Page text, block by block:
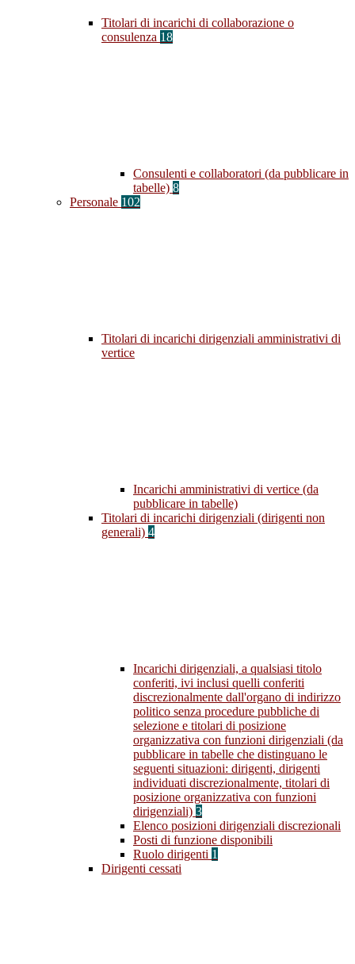
Titolari di incarichi di collaborazione o
consulenza 18
Consulenti e collaboratori (da pubblicare in
tabelle) 8
Personale 102
Titolari di incarichi dirigenziali amministrativi di
vertice
Incarichi amministrativi di vertice (da
pubblicare in tabelle)
Titolari di incarichi dirigenziali (dirigenti non
generali) 4
Incarichi dirigenziali, a qualsiasi titolo
conferiti, ivi inclusi quelli conferiti
discrezionalmente dall'organo di indirizzo
politico senza procedure pubbliche di
selezione e titolari di posizione
organizzativa con funzioni dirigenziali (da
pubblicare in tabelle che distinguano le
seguenti situazioni: dirigenti, dirigenti
individuati discrezionalmente, titolari di
posizione organizzativa con funzioni
dirigenziali) 3
Elenco posizioni dirigenziali discrezionali
Posti di funzione disponibili
Ruolo dirigenti 1
Dirigenti cessati